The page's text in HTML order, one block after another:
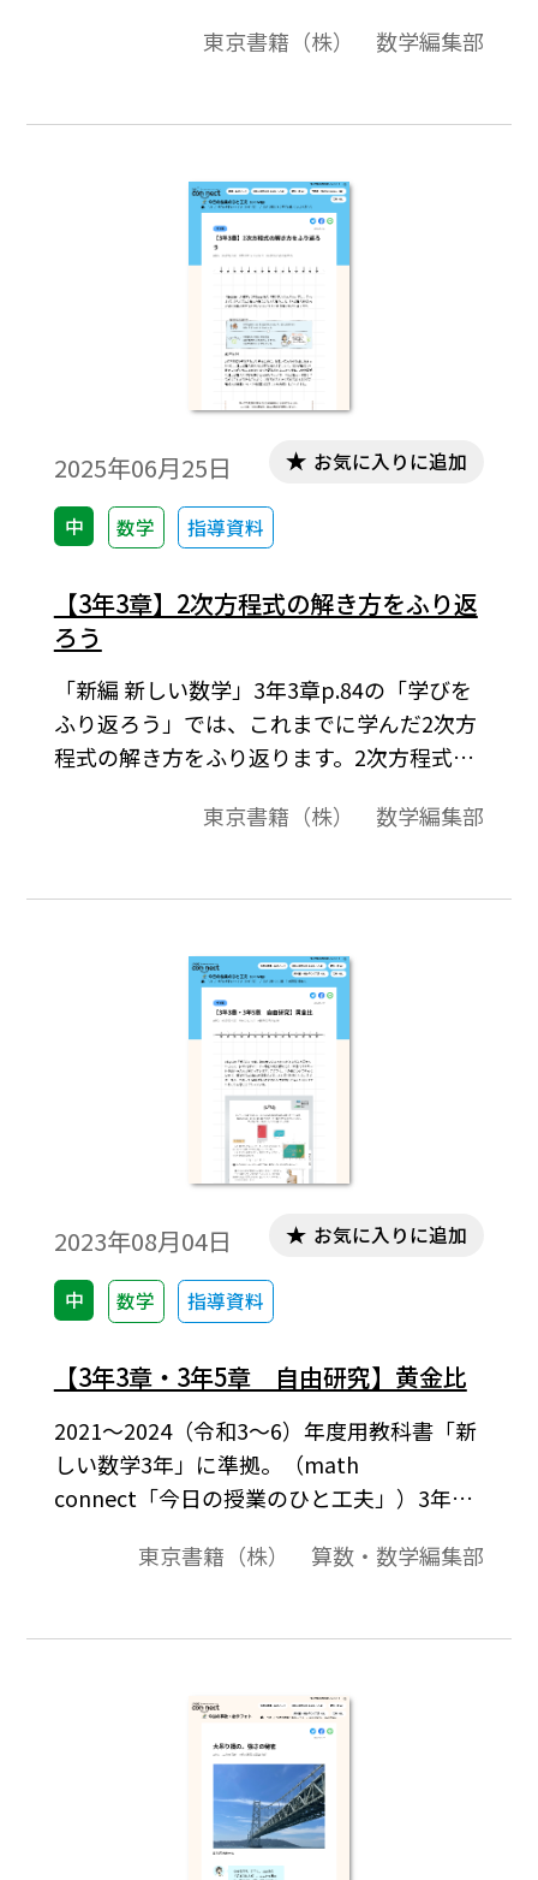
東京書籍（株） 数学編集部
2025年06月25日
中 数学 指導資料
お気に入りに追加
【3年3章】2次方程式の解き方をふり返
ろう
「新編 新しい数学」3年3章p.84の「学びを
ふり返ろう」では、これまでに学んだ2次方
程式の解き方をふり返ります。2次方程式は
とを意識させたい場面です。…東京書籍（株） 数学編集部
2023年08月04日
中 数学 指導資料
お気に入りに追加
【3年3章・3年5章 自由研究】黄金比
2021～2024（令和3～6）年度用教科書「新
しい数学3年」に準拠。（math
connect「今日の授業のひと工夫」）3年
さらに考えを深めていきます。p.63で調べた
ドの縦と横の比は異なっています。ここで
次方程式が活用できることに気づかせたい
ところです。また、このような数理的な考え
方が人間の文化と深くかかわっていること
も感じさせたいですね。
東京書籍（株） 算数・数学編集部